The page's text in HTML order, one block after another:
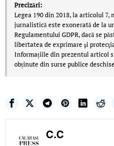
Precizări:
Legea 190 din 2018, la articolul 7,
jurnalistică este exonerată de la
Regulamentului GDPR, dacă se
libertatea de exprimare şi
Informațiile din prezentul articol
obținute din surse publice
C.C